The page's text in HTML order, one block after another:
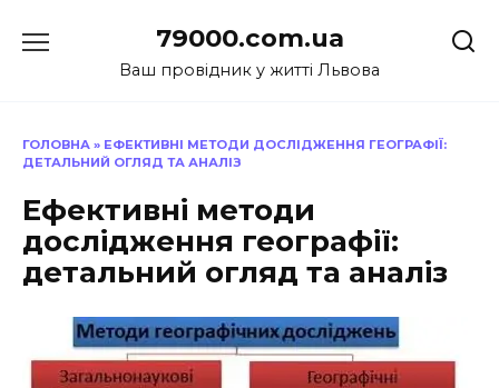
до
79000.com.ua
Ваш провідник у житті Львова
ГОЛОВНА » ЕФЕКТИВНІ МЕТОДИ ДОСЛІДЖЕННЯ ГЕОГРАФІЇ:
ДЕТАЛЬНИЙ ОГЛЯД ТА АНАЛІЗ
Ефективні методи
дослідження географії:
детальний огляд та аналіз